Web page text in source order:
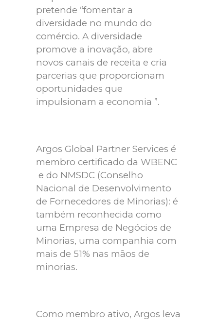
pretende “fomentar a
diversidade no mundo do
comércio. A diversidade
promove a inovação, abre
novos canais de receita e cria
parcerias que proporcionam
oportunidades que
impulsionam a economia ”.
Argos Global Partner Services é
membro certificado da WBENC
e do NMSDC (Conselho
Nacional de Desenvolvimento
de Fornecedores de Minorias): é
também reconhecida como
uma Empresa de Negócios de
Minorias, uma companhia com
mais de 51% nas mãos de
minorias.
Como membro ativo, Argos leva